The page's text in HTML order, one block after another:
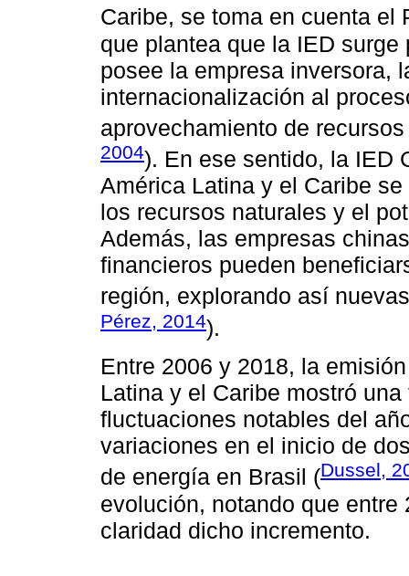
Caribe, se toma en cuenta
que plantea que la IED
posee la empresa inversora,
internacionalización al
aprovechamiento de
2004). En ese sentido, la IED
América Latina y el Caribe
los recursos naturales y el
Además, las empresas
financieros pueden
región, explorando así
Pérez, 2014).
Entre 2006 y 2018, la
Latina y el Caribe mostró
fluctuaciones notables del
variaciones en el inicio de
de energía en Brasil (Dussel,
evolución, notando que
claridad dicho incremento.